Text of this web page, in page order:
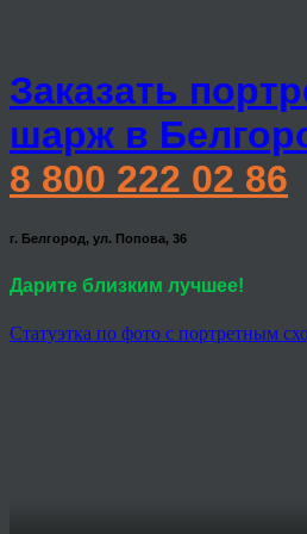
Заказать
шарж в
8 800 222 02 86
г. Белгород, ул. Попова, 36
Дарите близким лучшее!
Статуэтка по фото с портретным